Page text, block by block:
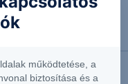
működtetése, a
biztosítása és a